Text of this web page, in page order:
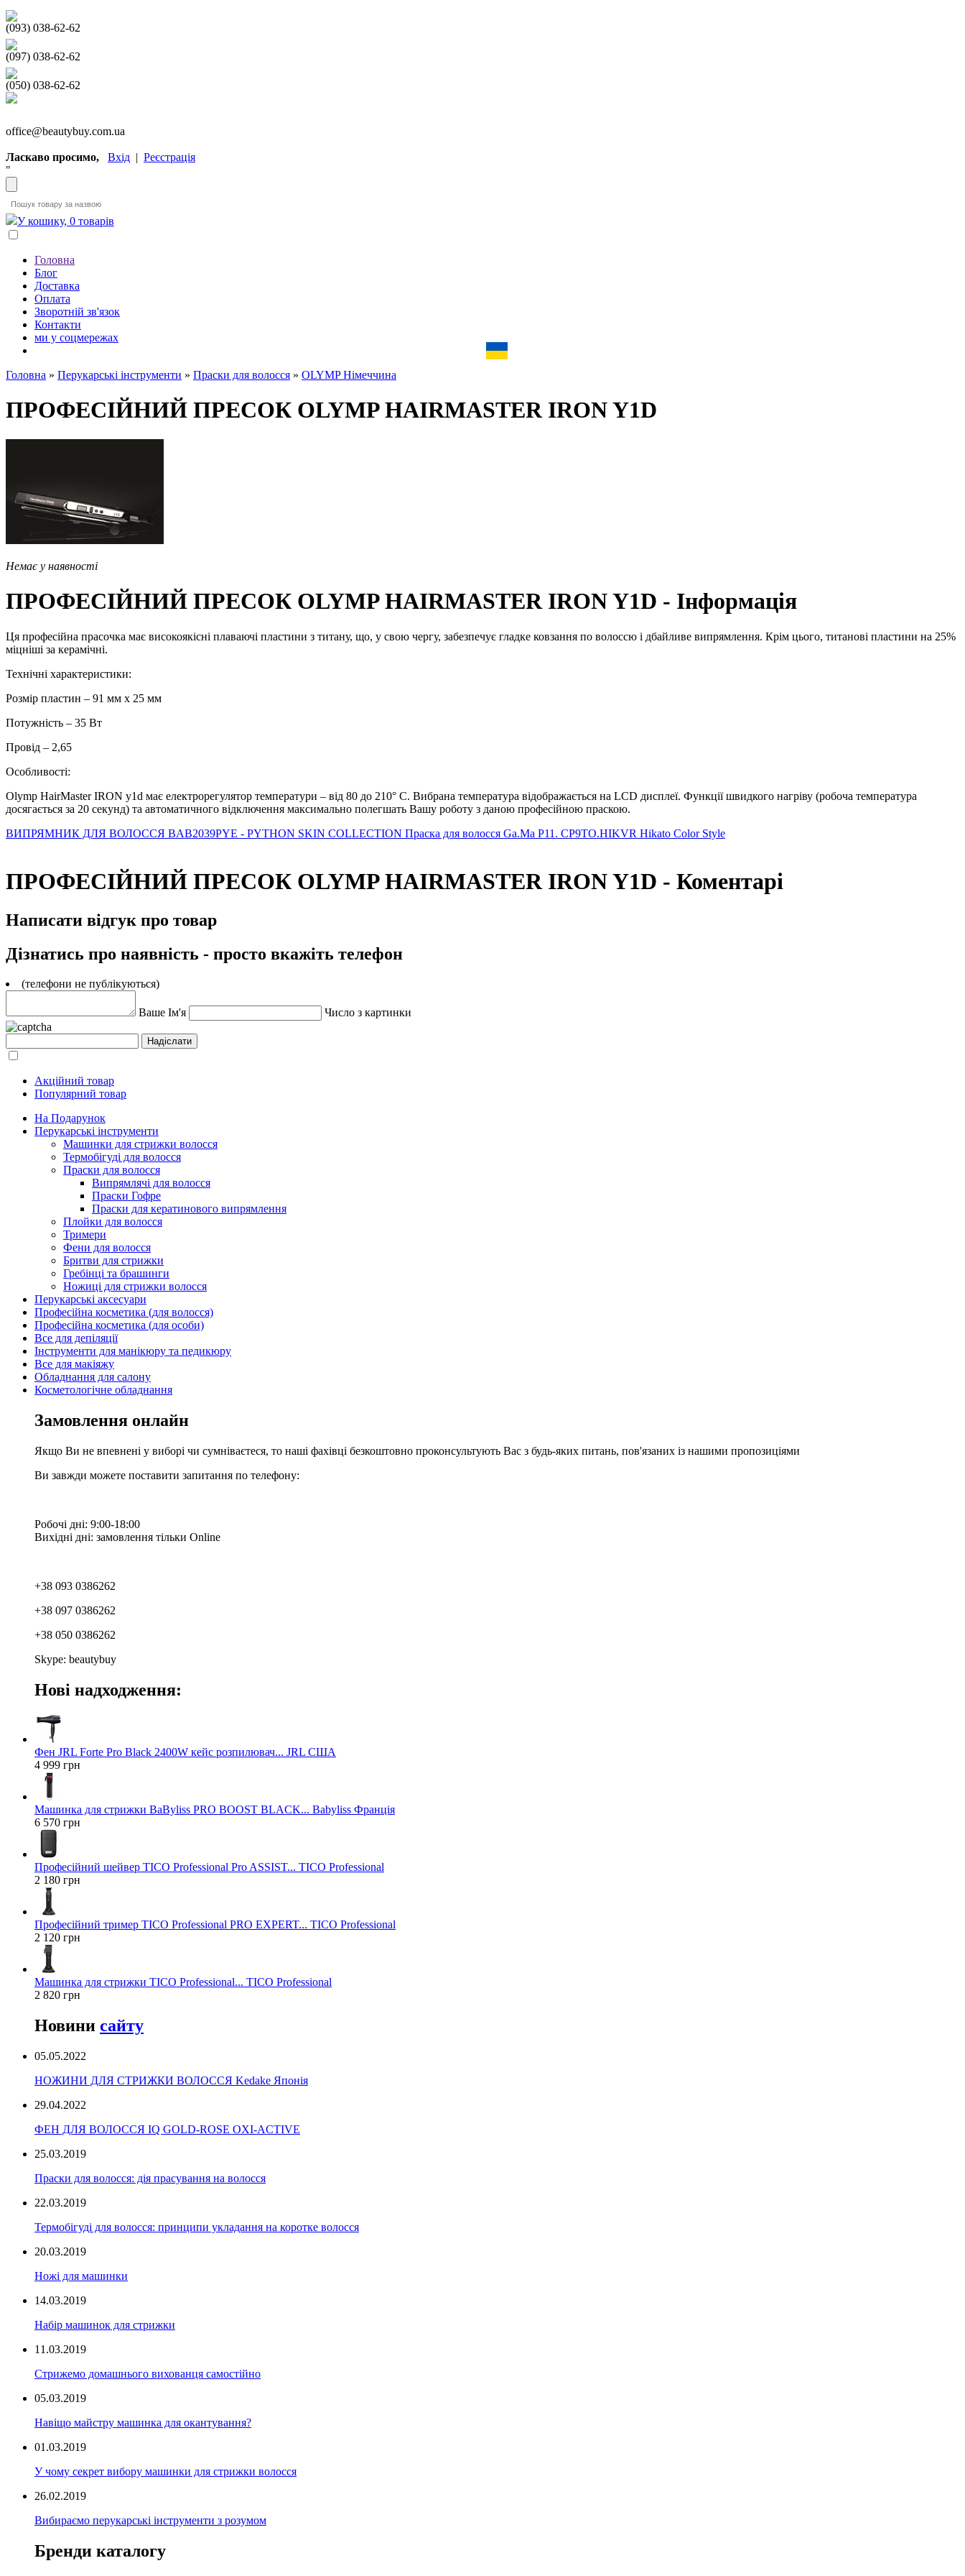
(093) 038-62-62
(097) 038-62-62
(050) 038-62-62
office@beautybuy.com.ua
Ласкаво просимо, Вхід | Реєстрація
"
У кошику, 0 товарів
Головна
Блог
Доставка
Оплата
Зворотній зв'язок
Контакти
ми у соцмережах
Головна » Перукарські інструменти » Праски для волосся » OLYMP Німеччина
ПРОФЕСІЙНИЙ ПРЕСОК OLYMP HAIRMASTER IRON Y1D
Немає у наявності
ПРОФЕСІЙНИЙ ПРЕСОК OLYMP HAIRMASTER IRON Y1D - Інформація
Ця професійна прасочка має високоякісні плаваючі пластини з титану, що, у свою чергу, забезпечує гладке ковзання по волоссю і дбайливе випрямлення. Крім цього, титанові пластини на 25%
міцніші за керамічні.
Технічні характеристики:
Розмір пластин – 91 мм х 25 мм
Потужність – 35 Вт
Провід – 2,65
Особливості:
Olymp HairMaster IRON y1d має електрорегулятор температури – від 80 до 210° С. Вибрана температура відображається на LCD дисплеї. Функції швидкого нагріву (робоча температура
досягається за 20 секунд) та автоматичного відключення максимально полегшать Вашу роботу з даною професійною праскою.
ВИПРЯМНИК ДЛЯ ВОЛОССЯ BAB2039PYE - PYTHON SKIN COLLECTION Праска для волосся Ga.Ma P11. CP9TO.HIKVR Hikato Color Style
ПРОФЕСІЙНИЙ ПРЕСОК OLYMP HAIRMASTER IRON Y1D - Коментарі
Написати відгук про товар
Дізнатись про наявність - просто вкажіть телефон
(телефони не публікуються)
Ваше Ім'я Число з картинки
Акційний товар
Популярний товар
На Подарунок
Перукарські інструменти
Машинки для стрижки волосся
Термобігуді для волосся
Праски для волосся
Випрямлячі для волосся
Праски Гофре
Праски для кератинового випрямлення
Плойки для волосся
Тримери
Фени для волосся
Бритви для стрижки
Гребінці та брашинги
Ножиці для стрижки волосся
Перукарські аксесуари
Професійна косметика (для волосся)
Професійна косметика (для особи)
Все для депіляції
Інструменти для манікюру та педикюру
Все для макіяжу
Обладнання для салону
Косметологічне обладнання
Замовлення онлайн
Якщо Ви не впевнені у виборі чи сумніваєтеся, то наші фахівці безкоштовно проконсультують Вас з будь-яких питань, пов'язаних із нашими пропозиціями
Ви завжди можете поставити запитання по телефону:
Робочі дні: 9:00-18:00
Вихідні дні: замовлення тільки Online
+38 093 0386262
+38 097 0386262
+38 050 0386262
Skype: beautybuy
Нові надходження:
Фен JRL Forte Pro Black 2400W кейс розпилювач... JRL США
4 999 грн
Машинка для стрижки BaByliss PRO BOOST BLACK... Babyliss Франція
6 570 грн
Професійний шейвер TICO Professional Pro ASSIST... TICO Professional
2 180 грн
Професійний тример TICO Professional PRO EXPERT... TICO Professional
2 120 грн
Машинка для стрижки TICO Professional... TICO Professional
2 820 грн
Новини сайту
05.05.2022
НОЖИНИ ДЛЯ СТРИЖКИ ВОЛОССЯ Kedake Японія
29.04.2022
ФЕН ДЛЯ ВОЛОССЯ IQ GOLD-ROSE OXI-ACTIVE
25.03.2019
Праски для волосся: дія прасування на волосся
22.03.2019
Термобігуді для волосся: принципи укладання на коротке волосся
20.03.2019
Ножі для машинки
14.03.2019
Набір машинок для стрижки
11.03.2019
Стрижемо домашнього вихованця самостійно
05.03.2019
Навіщо майстру машинка для окантування?
01.03.2019
У чому секрет вибору машинки для стрижки волосся
26.02.2019
Вибираємо перукарські інструменти з розумом
Бренди каталогу